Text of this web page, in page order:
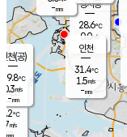
의도
℃
m/s
mm
경서동
28.6℃
0.0m/s
-mm
-mm
인천(공)
29.8℃
0.3m/s
-mm
인천
31.4℃
1.5m/s
-mm